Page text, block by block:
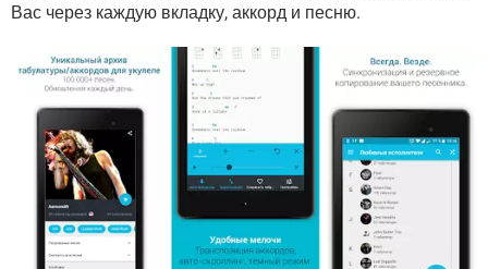
Вас через каждую вкладку, аккорд и песню.